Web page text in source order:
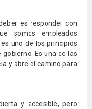
es responder con
somos empleados
uno de los principios
Es una de las
y abre el camino para
y accesible, pero